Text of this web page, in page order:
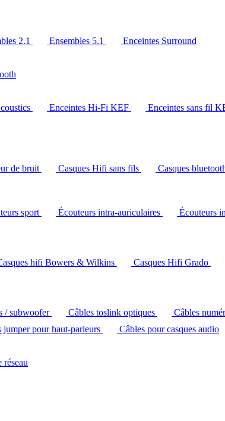
2.1 Ensembles 5.1
Enceintes Surround
Enceintes Hi-Fi KEF Enceintes sans fil
de bruit Casques Hifi sans fils Casques
sport Écouteurs intra-auriculaires
Écouteurs
hifi Bowers & Wilkins Casques Hifi Grado
/ subwoofer Câbles toslink optiques
Câbles
jumper pour haut-parleurs
Câbles pour casques audio
réseau